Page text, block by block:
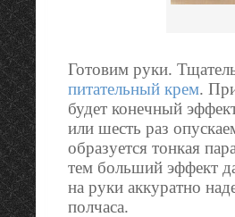
Готовим руки.
питательный крем.
будет конечный
или шесть раз
образуется тонкая
тем больший эффект
на руки аккуратно
полчаса.